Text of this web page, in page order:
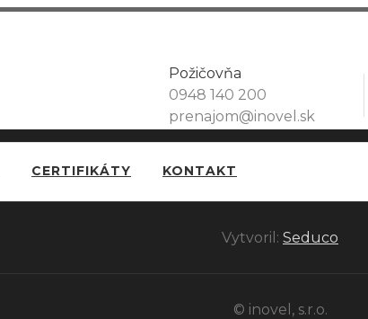
Požičovňa
0948 140 200
prenajom@inovel.sk
CERTIFIKÁTY KONTAKT
Vytvoril: Seduco
© inovel, s.r.o.